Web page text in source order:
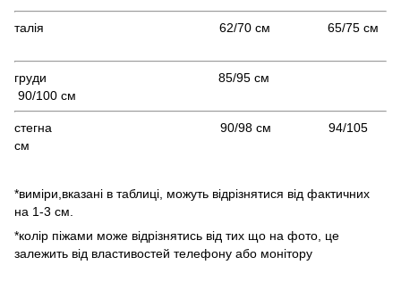
талія 62/70 см 65/75 см
груди 85/95 см
90/100 см
стегна 90/98 см 94/105
см
*виміри,вказані в таблиці, можуть відрізнятися від фактичних
на 1-3 см.
*колір піжами може відрізнятись від тих що на фото, це
залежить від властивостей телефону або монітору